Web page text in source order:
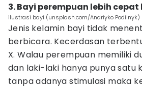
3. Bayi perempuan lebih
ilustrasi bayi (unsplash.com/Andriyko Podilnyk)
Jenis kelamin bayi tidak
berbicara. Kecerdasan
X. Walau perempuan memiliki
dan laki-laki hanya punya satu
tanpa adanya stimulasi maka